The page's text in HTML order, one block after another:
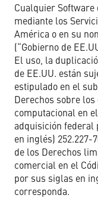
Cualquier Software
mediante los
América o en su
(“Gobierno de
El uso, la
de EE.UU. están
estipulado en el
Derechos sobre
computacional en
adquisición federal
en inglés) 252.227-
de los Derechos
comercial en el
por sus siglas en
corresponda.